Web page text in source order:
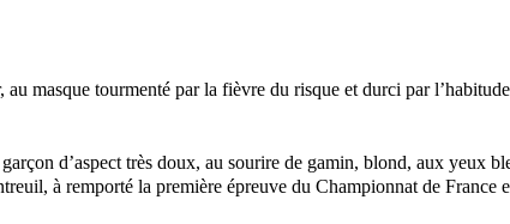
masque tourmenté par la fièvre du risque et durci par
d’aspect très doux, au sourire de gamin, blond, aux yeux
à remporté la première épreuve du Championnat de France